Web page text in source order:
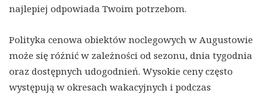
najlepiej odpowiada Twoim potrzebom.
Polityka cenowa obiektów noclegowych w Augustowie
może się różnić w zależności od sezonu, dnia tygodnia
oraz dostępnych udogodnień. Wysokie ceny często
występują w okresach wakacyjnych i podczas